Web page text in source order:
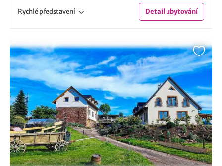
Rychlépředstavení Detailubytování